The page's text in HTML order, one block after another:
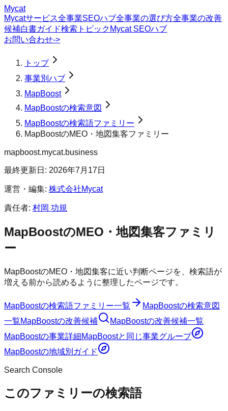
Mycat
Mycatサービス全事業SEOハブ全事業の選び方全事業の改善
候補白書ガイド検索トピック Mycat SEOハブ
お問い合わせ->
トップ
事業別ハブ
MapBoost
MapBoostの検索意図
MapBoostの検索語ファミリー
MapBoostのMEO・地図集客ファミリー
mapboost.mycat.business
最終更新日: 2026年7月17日
運営・編集: 株式会社Mycat
責任者: 村岡 功規
MapBoostのMEO・地図集客ファミリ
ー
MapBoostのMEO・地図集客に近い判断ページを、検索語が
増える前から読めるように整理したページです。
MapBoostの検索語ファミリー一覧 MapBoostの検索意図
一覧MapBoostの改善候補 MapBoostの改善候補一覧
MapBoostの事業詳細MapBoostと同じ事業グループ
MapBoostの地域別ガイド
Search Console
このファミリーの検索語